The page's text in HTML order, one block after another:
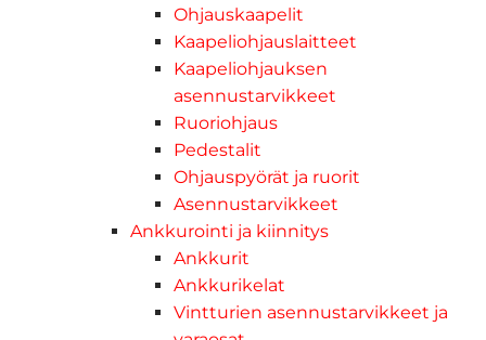
Ohjauskaapelit
Kaapeliohjauslaitteet
Kaapeliohjauksen
asennustarvikkeet
Ruoriohjaus
Pedestalit
Ohjauspyörät ja ruorit
Asennustarvikkeet
Ankkurointi ja kiinnitys
Ankkurit
Ankkurikelat
Vintturien asennustarvikkeet ja